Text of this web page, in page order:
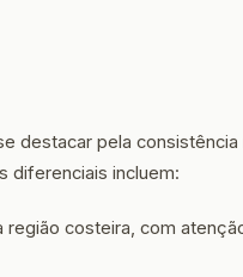
destacar pela consistência
diferenciais incluem:
região costeira, com